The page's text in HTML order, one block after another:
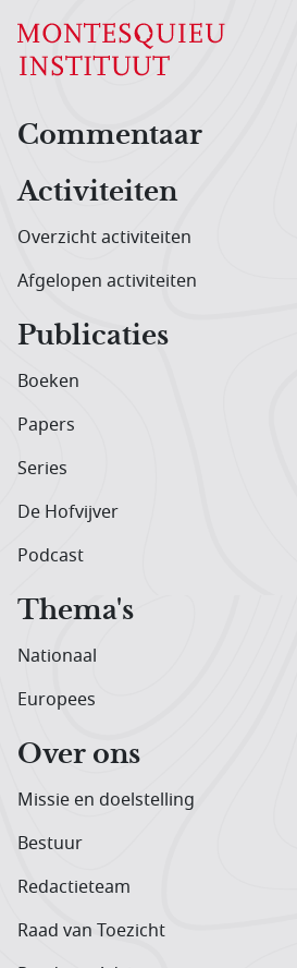
Hoofdnavigatiemenu
Commentaar
Activiteiten
Overzicht activiteiten
Afgelopen activiteiten
Publicaties
Boeken
Papers
Series
De Hofvijver
Podcast
Thema's
Nationaal
Europees
Over ons
Missie en doelstelling
Bestuur
Redactieteam
Raad van Toezicht